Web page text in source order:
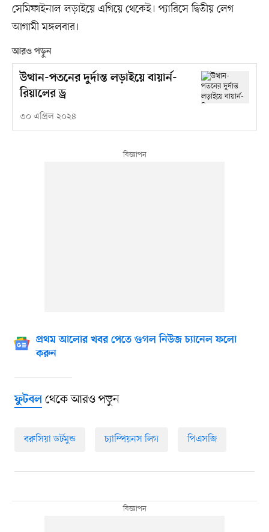
সেমিফাইনাল লড়াইয়ে এগিয়ে থেকেই। প্যারিসে দ্বিতীয় লেগ
আগামী মঙ্গলবার।
আরও পড়ুন
উত্থান-পতনের দুর্দান্ত লড়াইয়ে বায়ার্ন-
রিয়ালের ড্র
৩০ এপ্রিল ২০২৪
প্রথম আলোর খবর পেতে গুগল নিউজ চ্যানেল ফলো
করুন
ফুটবলথেকে আরও পড়ুন
বরুসিয়া ডর্টমুন্ড চ্যাম্পিয়নস লিগ পিএসজি